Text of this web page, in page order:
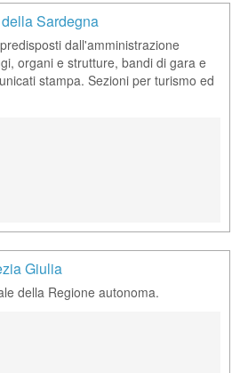
Sardegna
dall'amministrazione
organi e strutture, bandi di gara e
stampa. Sezioni per turismo ed
Giulia
della Regione autonoma.